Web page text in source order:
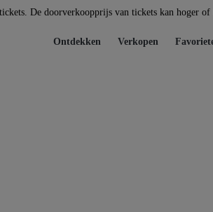
De doorverkoopprijs van tickets kan hoger
Ontdekken Verkopen